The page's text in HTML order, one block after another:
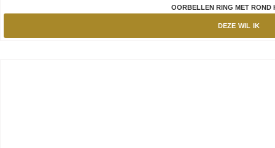
OORBELLEN RING MET ROND
DEZE WIL IK